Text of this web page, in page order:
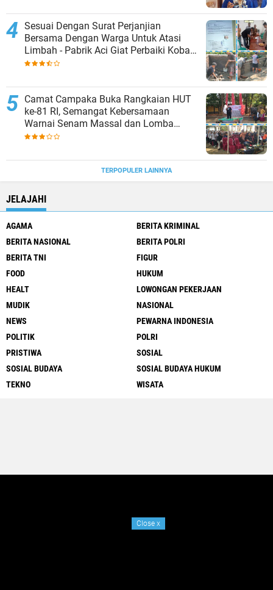
Sesuai Dengan Surat Perjanjian
Bersama Dengan Warga Untuk Atasi
Limbah - Pabrik Aci Giat Perbaiki Kobak
Penampungan Air
Camat Campaka Buka Rangkaian HUT
ke-81 RI, Semangat Kebersamaan
Warnai Senam Massal dan Lomba
Karaoke Perangkat Desa
TERPOPULER LAINNYA
JELAJAHI
AGAMA
BERITA KRIMINAL
BERITA NASIONAL
BERITA POLRI
BERITA TNI
FIGUR
FOOD
HUKUM
HEALT
LOWONGAN PEKERJAAN
MUDIK
NASIONAL
NEWS
PEWARNA INDONESIA
POLITIK
POLRI
PRISTIWA
SOSIAL
SOSIAL BUDAYA
SOSIAL BUDAYA HUKUM
TEKNO
WISATA
Close x